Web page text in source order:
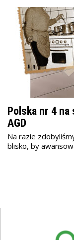
Polska nr 4
AGD
Na razie
blisko, by